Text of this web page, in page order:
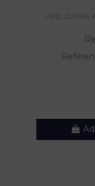
OPEL ZAFIRA